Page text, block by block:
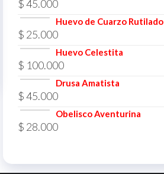
$45.000
Huevo de Cuarzo Rutilado
$ 25.000
Huevo Celestita
$ 100.000
Drusa Amatista
$45.000
Obelisco Aventurina
$ 28.000